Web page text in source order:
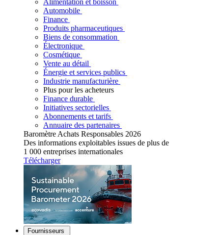
Alimentation et boisson
Automobile
Finance
Produits pharmaceutiques
Biens de consommation
Électronique
Cosmétique
Vente au détail
Énergie et services publics
Industrie manufacturière
Plus pour les acheteurs
Finance durable
Initiatives sectorielles
Abonnements et tarifs
Annuaire des partenaires
Baromètre Achats Responsables 2026
Des informations exploitables issues de plus de
1 000 entreprises internationales
Télécharger
Fournisseurs